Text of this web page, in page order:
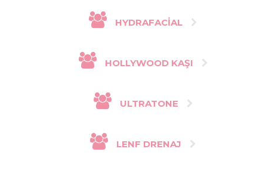
HYDRAFACIAL
HOLLYWOOD KAŞI
ULTRATONE
LENF DRENAJ